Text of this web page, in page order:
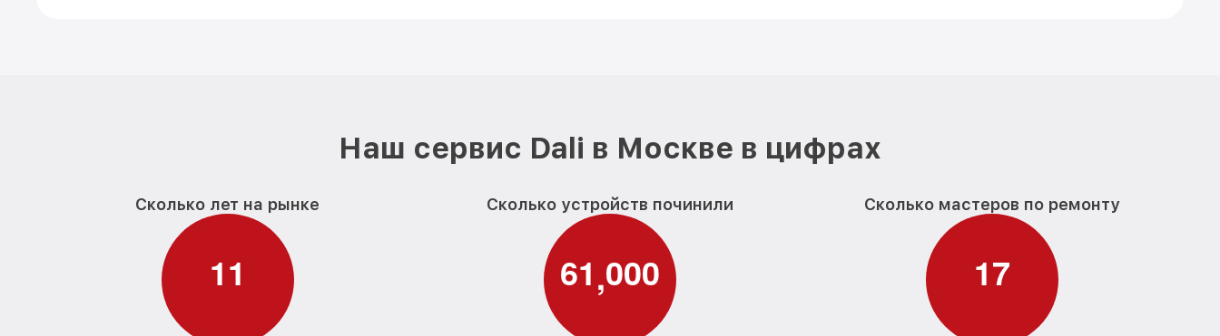
Наш сервис Dali в Москве в цифрах
Сколько лет на рынке
11
Сколько устройств починили
61,000
Сколько мастеров по ремонту
17